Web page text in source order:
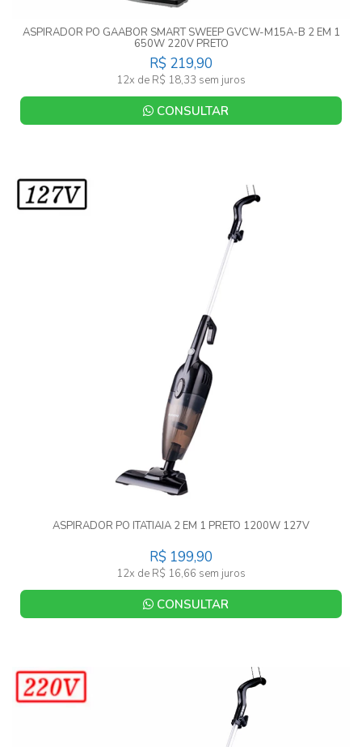
ASPIRADOR PO GAABOR SMART SWEEP GVCW-M15A-B 2 EM 1
650W 220V PRETO
R$ 219,90
12x de R$ 18,33 sem juros
CONSULTAR
ASPIRADOR PO ITATIAIA 2 EM 1 PRETO 1200W 127V
R$ 199,90
12x de R$ 16,66 sem juros
CONSULTAR